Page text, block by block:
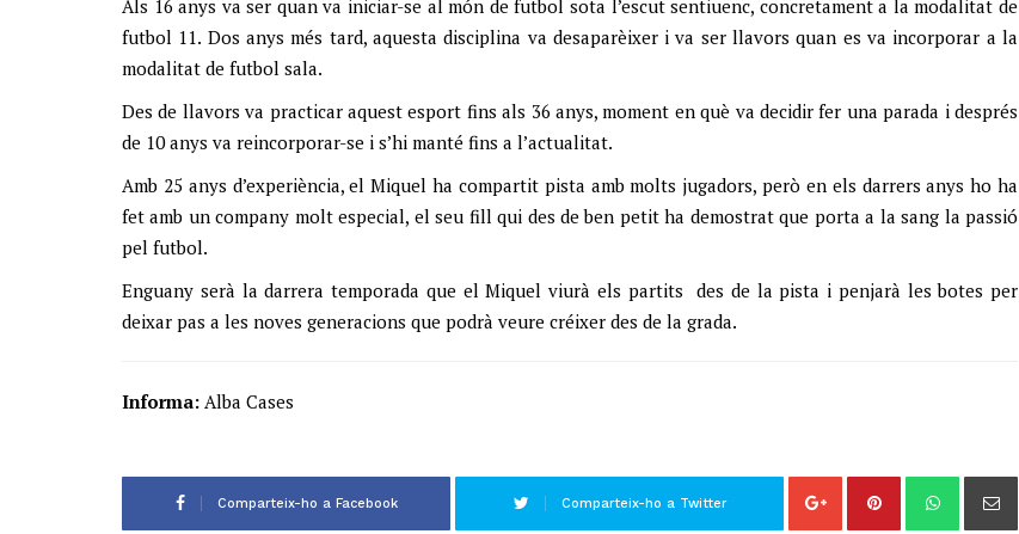
Als 16 anys va ser quan va iniciar-se al món de futbol sota l’escut sentiuenc, concretament a la modalitat de
futbol 11. Dos anys més tard, aquesta disciplina va desaparèixer i va ser llavors quan es va incorporar a la
modalitat de futbol sala.
Des de llavors va practicar aquest esport fins als 36 anys, moment en què va decidir fer una parada i després
de 10 anys va reincorporar-se i s’hi manté fins a l’actualitat.
Amb 25 anys d’experiència, el Miquel ha compartit pista amb molts jugadors, però en els darrers anys ho ha
fet amb un company molt especial, el seu fill qui des de ben petit ha demostrat que porta a la sang la passió
pel futbol.
Enguany serà la darrera temporada que el Miquel viurà els partits des de la pista i penjarà les botes per
deixar pas a les noves generacions que podrà veure créixer des de la grada.
Informa: Alba Cases
Comparteix-ho a Facebook Comparteix-ho a Twitter